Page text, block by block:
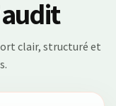
clair, structuré et